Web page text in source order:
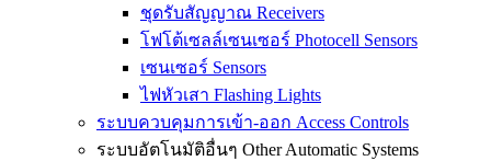
ชุดรับสัญญาณ Receivers
โฟโต้เซลล์เซนเซอร์ Photocell Sensors
เซนเซอร์ Sensors
ไฟหัวเสา Flashing Lights
ระบบควบคุมการเข้า-ออก Access Controls
ระบบอัตโนมัติอื่นๆ Other Automatic Systems